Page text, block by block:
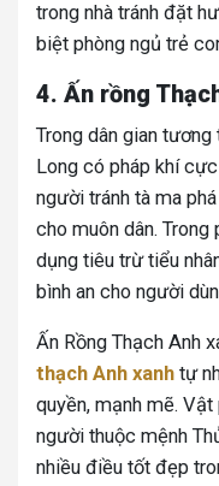
trong nhà tránh đặt
biệt phòng ngủ trẻ
4. Ấn rồng
Trong dân gian tương
Long có pháp khí
người tránh tà ma
cho muôn dân. Trong
dụng tiêu trừ tiểu
bình an cho người
Ấn Rồng Thạch Anh
thạch Anh xanh tự
quyền, mạnh mẽ.
người thuộc mệnh
nhiều điều tốt đẹp